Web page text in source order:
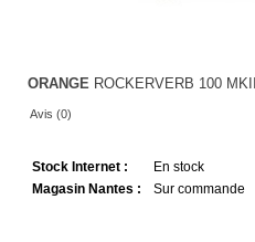
ORANGE ROCKERVERB 100 MKIII
Avis (0)
Stock Internet :
En stock
Magasin Nantes :
Sur commande